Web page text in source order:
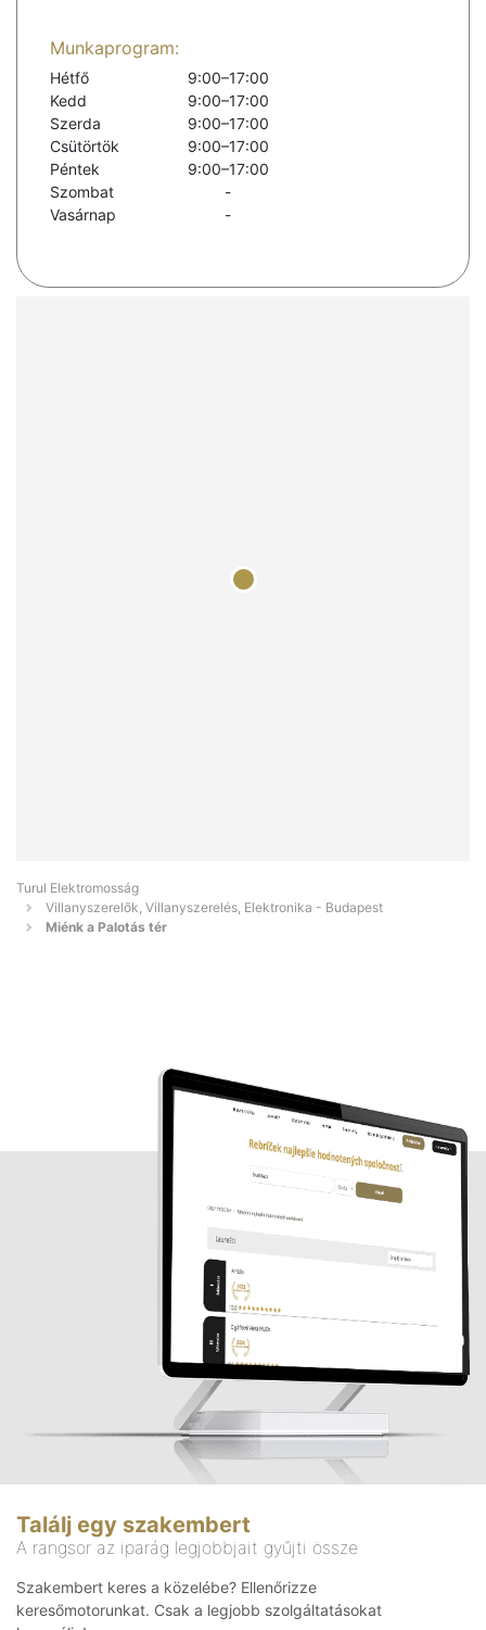
Munkaprogram:
Hétfő
9:00–17:00
Kedd
9:00–17:00
Szerda
9:00–17:00
Csütörtök
9:00–17:00
Péntek
9:00–17:00
Szombat
-
Vasárnap
-
Turul Elektromosság
Villanyszerelők, Villanyszerelés, Elektronika - Budapest
Miénk a Palotás tér
Találj egy szakembert
A rangsor az iparág legjobbjait gyűjti össze
Szakembert keres a közelébe? Ellenőrizze
keresőmotorunkat. Csak a legjobb szolgáltatásokat